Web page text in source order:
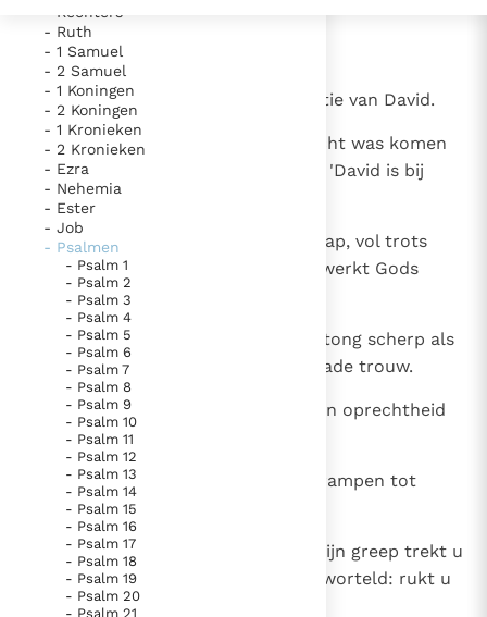
Lezen
Documenten
Bijbel
Thema’s
Berichten
Denzinger
Over ons
Nieuwsbrief
Gebruiksvoorwaarden
Nieuwste Documenten
5. Het gebed van de Kerk
In Christus wordt onze honger vervuld
Leer de kostbare parel van Gods koninkrijk te
herkennen
Gods Koninkrijk groeit stilletjes door liefde, niet door
dwang
De mystiek. De mystieke verschijnselen en de
heiligheid
Berichten
Het Vaticaan publiceert een nieuwe Latijnse uitgave
van het Romeins martyrologium
Vaticaanse financiële waakhond verliest autonomie
Paus spreekt het Wereldvoedselprogramma toe
Paus Leo XIV in Pavia: "De stad is zowel een gave als
een taak"
- Rechters
- Ruth
- 1 Samuel
- 2 Samuel
- 1 Koningen
- 2 Koningen
- 1 Kronieken
- 2 Kronieken
- Ezra
- Nehemia
- Ester
- Job
- Psalmen
- Psalm 1
- Psalm 2
- Psalm 3
- Psalm 4
- Psalm 5
- Psalm 6
- Psalm 7
- Psalm 8
- Psalm 9
- Psalm 10
- Psalm 11
- Psalm 12
- Psalm 13
- Psalm 14
- Psalm 15
- Psalm 16
- Psalm 17
- Psalm 18
- Psalm 19
- Psalm 20
- Psalm 21
- Psalm 52
Voor de koorleider. Een compositie van David.
Toen de Edomiet Doeg Saul bericht was komen
brengen en tot hem had gezegd: 'David is bij
Achimelek binnengegaan.'
Wat spreekt ge, machtig heerschap, vol trots
over uw wandaad? Dag aan dag werkt Gods
goedheid:
gij zocht verderf te zaaien - een tong scherp als
een scheermes! - zijt sterk in kwade trouw.
Kwaad kiest ge boven goed, boven oprechtheid
leugen;
gij kiest steevast het woord dat rampen tot
gevolg heeft: zo is de lastertong!
Maar God breekt u - voorgoed. Zijn greep trekt u
de tent uit; reeds heeft Hij u ontworteld: rukt u
uit de aarde los.